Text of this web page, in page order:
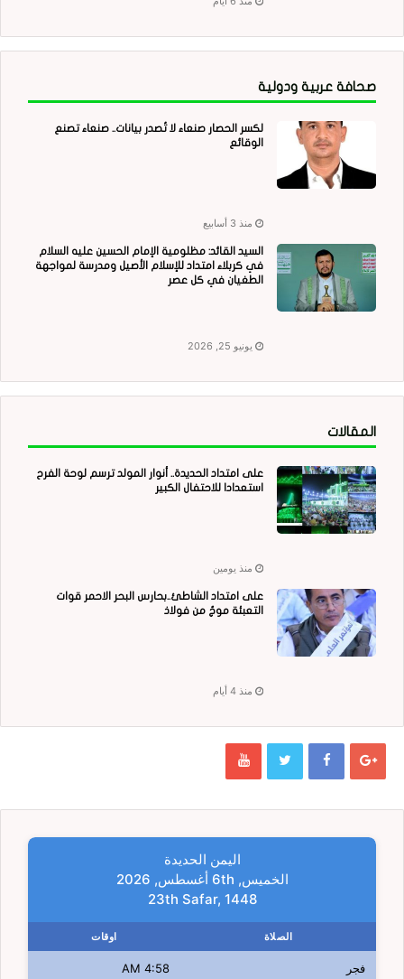
صحافة عربية ودولية
لكسر الحصار صنعاء لا تُصدر بيانات.. صنعاء تصنع
الوقائع
منذ 3 أسابيع
السيد القائد: مظلومية الإمام الحسين عليه السلام
في كربلاء امتداد للإسلام الأصيل ومدرسة لمواجهة
الطغيان في كل عصر
يونيو 25, 2026
المقالات
على امتداد الحديدة.. أنوار المولد ترسم لوحة الفرح
استعدادا للاحتفال الكبير
منذ يومين
على امتداد الشاطئ..بحارس البحر الاحمر قوات
التعبئة موجٌ من فولاذ
منذ 4 أيام
اليمن الحديدة
الخميس, 6th أغسطس, 2026
23th Safar, 1448
الصلاة اوقات
فجر 4:58 AM